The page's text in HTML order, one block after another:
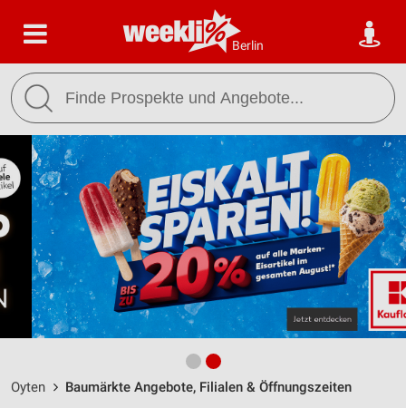
Berlin
Oyten Baumärkte Angebote, Filialen & Öffnungszeiten